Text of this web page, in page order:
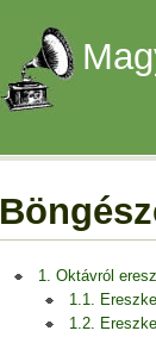
1. Oktávról
1.1.
1.2.